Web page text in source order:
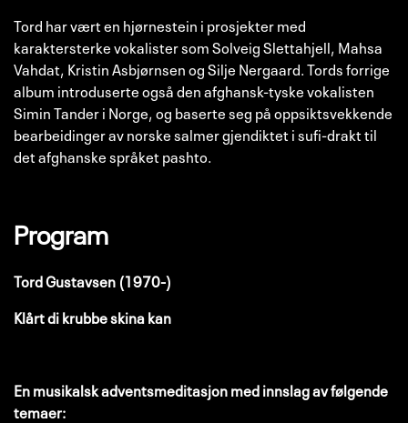
Tord har vært en hjørnestein i prosjekter med
karaktersterke vokalister som Solveig Slettahjell, Mahsa
Vahdat, Kristin Asbjørnsen og Silje Nergaard. Tords forrige
album introduserte også den afghansk-tyske vokalisten
Simin Tander i Norge, og baserte seg på oppsiktsvekkende
bearbeidinger av norske salmer gjendiktet i sufi-drakt til
det afghanske språket pashto.
Program
Tord Gustavsen (1970-)
Klårt di krubbe skina kan
En musikalsk adventsmeditasjon med innslag av følgende
temaer: